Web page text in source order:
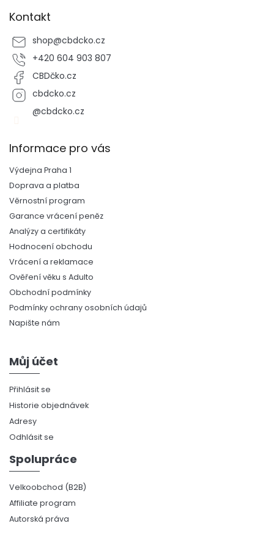
Kontakt
shop@cbdcko.cz
+420 604 903 807
CBDčko.cz
cbdcko.cz
@cbdcko.cz
Informace pro vás
Výdejna Praha 1
Doprava a platba
Věrnostní program
Garance vrácení peněz
Analýzy a certifikáty
Hodnocení obchodu
Vrácení a reklamace
Ověření věku s Adulto
Obchodní podmínky
Podmínky ochrany osobních údajů
Napište nám
Můj účet
Přihlásit se
Historie objednávek
Adresy
Odhlásit se
Spolupráce
Velkoobchod (B2B)
Affiliate program
Autorská práva